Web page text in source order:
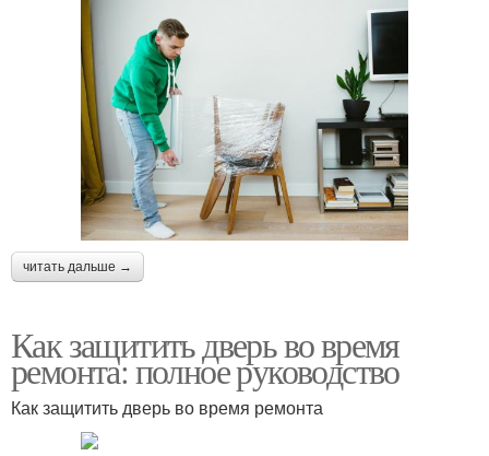
читать дальше →
Как защитить дверь во время
ремонта: полное руководство
Как защитить дверь во время ремонта